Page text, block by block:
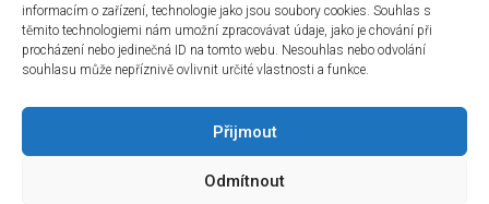
informacím o zařízení, technologie jako jsou soubory cookies. Souhlas s
těmito technologiemi nám umožní zpracovávat údaje, jako je chování při
procházení nebo jedinečná ID na tomto webu. Nesouhlas nebo odvolání
souhlasu může nepříznivě ovlivnit určité vlastnosti a funkce.
Přijmout
Odmítnout
Трехместный номер
→Бронируйте!